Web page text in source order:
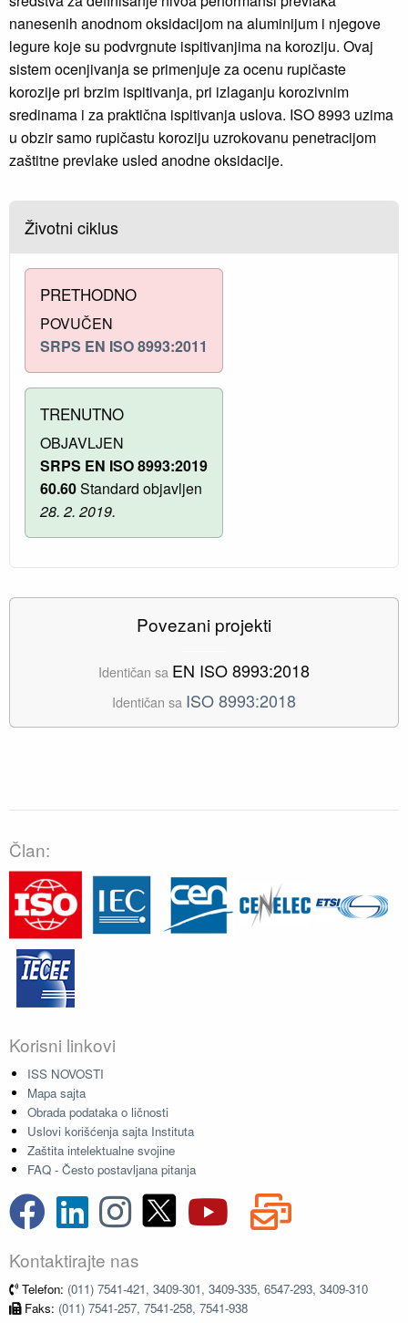
nanesenih anodnom oksidacijom na aluminijum i njegove
legure koje su podvrgnute ispitivanjima na koroziju. Ovaj
sistem ocenjivanja se primenjuje za ocenu rupičaste
korozije pri brzim ispitivanja, pri izlaganju korozivnim
sredinama i za praktična ispitivanja uslova. ISO 8993 uzima
u obzir samo rupičastu koroziju uzrokovanu penetracijom
zaštitne prevlake usled anodne oksidacije.
Životni ciklus
PRETHODNO
POVUČEN
SRPS EN ISO 8993:2011
TRENUTNO
OBJAVLJEN
SRPS EN ISO 8993:2019
60.60Standard objavljen
28. 2. 2019.
Povezani projekti
Identičan sa EN ISO 8993:2018
Identičan sa ISO 8993:2018
Član:
Korisni linkovi
ISS NOVOSTI
Mapa sajta
Obrada podataka o ličnosti
Uslovi korišćenja sajta Instituta
Zaštita intelektualne svojine
FAQ - Često postavljana pitanja
Kontaktirajte nas
Telefon: (011) 7541-421, 3409-301, 3409-335, 6547-293, 3409-310
Faks: (011) 7541-257, 7541-258, 7541-938